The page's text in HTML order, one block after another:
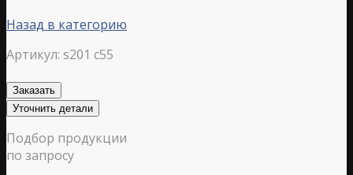
Назад в категорию
Артикул: s201 c55
Заказать
Уточнить детали
Подбор продукции
по запросу